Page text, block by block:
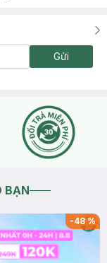
Gửi
BẠN
-48%